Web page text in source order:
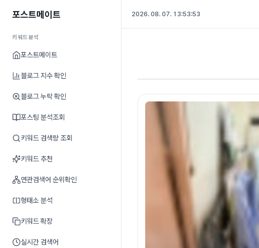
포스트메이트
키워드분석
포스트메이트
블로그 지수 확인
블로그 누락 확인
포스팅 분석조회
키워드 검색량 조회
키워드 추천
연관검색어 순위확인
형태소 분석
키워드 확장
실시간 검색어
2026. 08. 07. 13:53:54